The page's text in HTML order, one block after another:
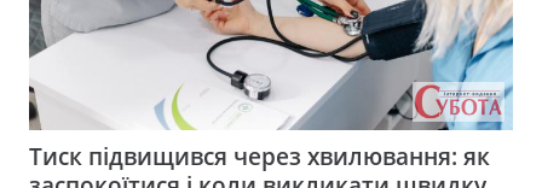
Тиск підвищився через хвилювання: як